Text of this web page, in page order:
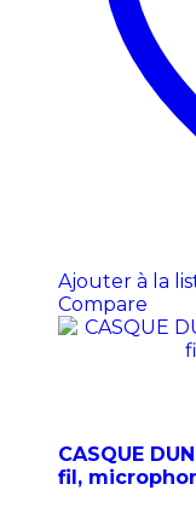
Ajouter à la
Compare
CASQUE
fil,